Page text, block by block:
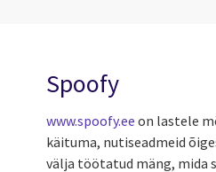
Spoofy
www.spoofy.ee on lastele
käituma, nutiseadmeid
välja töötatud mäng, mida